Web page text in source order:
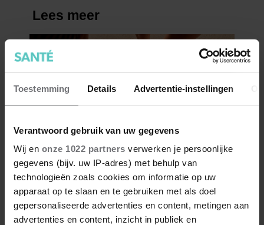
Toestemming Details Advertentie-instellingen
Verantwoord gebruik van uw gegevens
Wij en onze 1022 partners verwerken je persoonlijke
gegevens (bijv. uw IP-adres) met behulp van
technologieën zoals cookies om informatie op uw
apparaat op te slaan en te gebruiken met als doel
gepersonaliseerde advertenties en content, metingen aan
advertenties en content, inzicht in publiek en